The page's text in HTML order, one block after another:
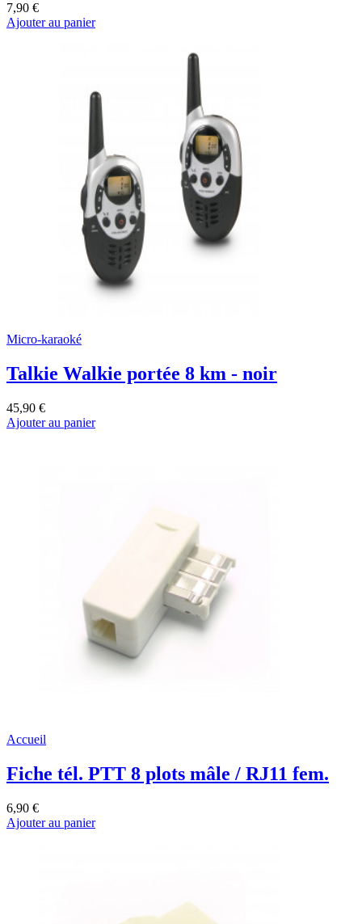
7,90 €
Ajouter au panier
Micro-karaoké
Talkie Walkie portée 8 km - noir
45,90 €
Ajouter au panier
Accueil
Fiche tél. PTT 8 plots mâle / RJ11 fem.
6,90 €
Ajouter au panier